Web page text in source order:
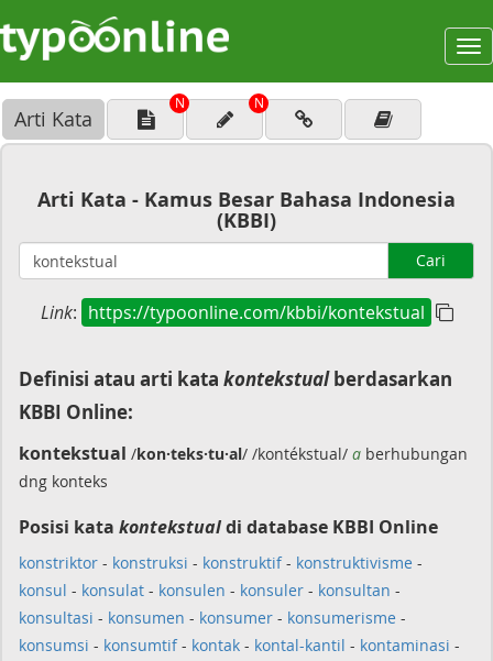
Arti Kata
N N
Arti Kata - Kamus Besar Bahasa Indonesia
(KBBI)
Cari
Link: https://typoonline.com/kbbi/kontekstual
Definisi atau arti kata kontekstualberdasarkan
KBBI Online:
kontekstual /kon·teks·tu·al/ /kontékstual/ a berhubungan
dng konteks
Posisi kata kontekstualdi database KBBI Online
konstriktor - konstruksi - konstruktif- konstruktivisme -
konsul - konsulat - konsulen - konsuler - konsultan -
konsultasi - konsumen - konsumer - konsumerisme -
konsumsi - konsumtif- kontak - kontal-kantil - kontaminasi -